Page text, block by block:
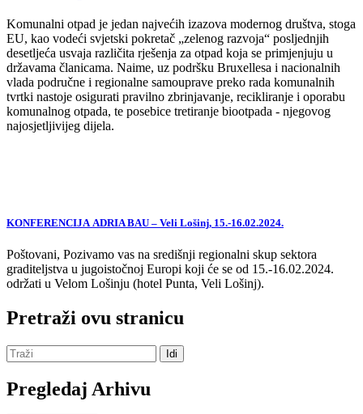
Komunalni otpad je jedan najvećih izazova modernog društva, stoga
EU, kao vodeći svjetski pokretač „zelenog razvoja“ posljednjih
desetljeća usvaja različita rješenja za otpad koja se primjenjuju u
državama članicama. Naime, uz podršku Bruxellesa i nacionalnih
vlada područne i regionalne samouprave preko rada komunalnih
tvrtki nastoje osigurati pravilno zbrinjavanje, recikliranje i oporabu
komunalnog otpada, te posebice tretiranje biootpada - njegovog
najosjetljivijeg dijela.
KONFERENCIJA ADRIA BAU – Veli Lošinj, 15.-16.02.2024.
Poštovani, Pozivamo vas na središnji regionalni skup sektora
graditeljstva u jugoistočnoj Europi koji će se od 15.-16.02.2024.
održati u Velom Lošinju (hotel Punta, Veli Lošinj).
Pretraži ovu stranicu
Pregledaj Arhivu